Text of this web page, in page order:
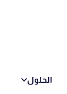
الحلول